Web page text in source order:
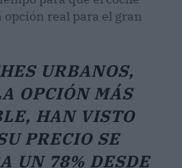
opción real para el gran
URBANOS,
OPCIÓN MÁS
HAN VISTO
PRECIO SE
UN 78% DESDE